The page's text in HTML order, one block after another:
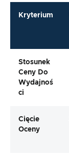
Kryterium
Stosunek
Ceny Do
Wydajnoś
Ci
Cięcie
Oceny